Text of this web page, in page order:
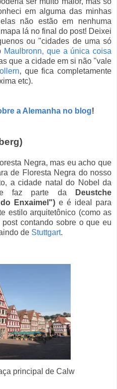
em alguma das minhas
não estão em nenhuma
lá no final do post! Deixei
ou "cidades de uma só
Maulbronn, que a única coisa
que a cidade em si não "vale
, que fica completamente
etc).
a Alemanha no blog!
Negra, mas eu acho que
de Floresta Negra do nosso
a cidade natal do Nobel da
faz parte da
Deustche
Enxaimel") e é ideal para
estilo arquitetônico (como as
post contando sobre o que eu
de Stuttgart.
principal de Calw